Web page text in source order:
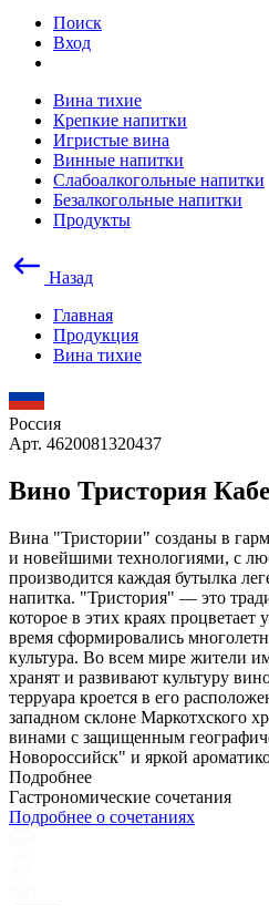
Поиск
Вход
Вина тихие
Крепкие напитки
Игристые вина
Винные напитки
Слабоалкогольные напитки
Безалкогольные напитки
Продукты
Назад
Главная
Продукция
Вина тихие
Россия
Арт. 4620081320437
Вино Тристория
Вина "Тристории" созданы в
и новейшими технологиями, с
производится каждая бутылка
напитка. "Тристория" — это
которое в этих краях процветает
время сформировались
культура. Во всем мире жители
хранят и развивают культуру
терруара кроется в его
западном склоне Маркотхского
винами с защищенным
Новороссийск" и яркой
Подробнее
Гастрономические сочетания
Подробнее о сочетаниях